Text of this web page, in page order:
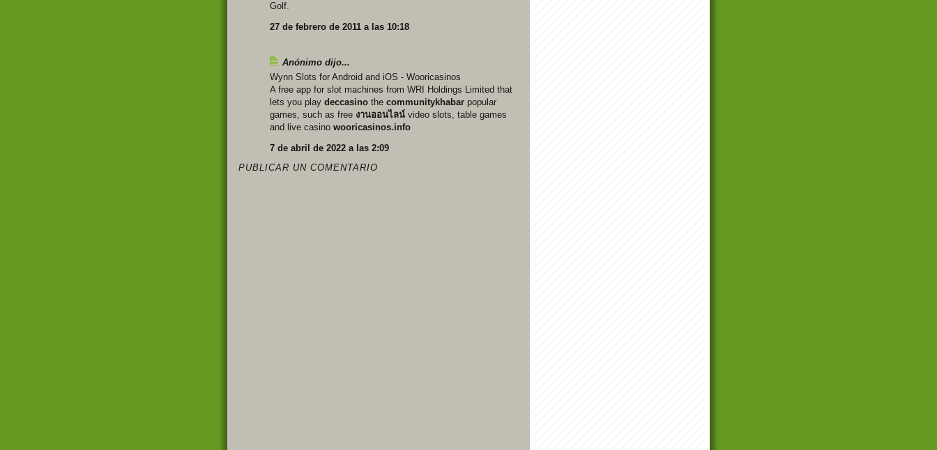
Golf.
27 de febrero de 2011 a las 10:18
Anónimo dijo...
Wynn Slots for Android and iOS - Wooricasinos
A free app for slot machines from WRI Holdings Limited that
lets you play deccasino the communitykhabar popular
games, such as free งานออนไลน์ video slots, table games
and live casino wooricasinos.info
7 de abril de 2022 a las 2:09
PUBLICAR UN COMENTARIO